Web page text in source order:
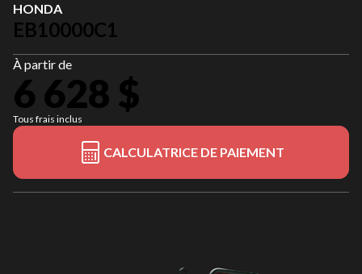
HONDA
EB10000C1
À partir de
6 628 $
Tous frais inclus
CALCULATRICE DE PAIEMENT